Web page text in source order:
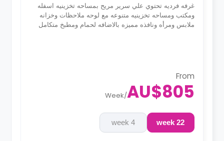
غرفه فرديه تحتوي علي سرير مريح بمساحه تخزينيه اسفله
ومكتب ومساحه تخزينيه متنوعه مع لوحه ملاحظات وخزانه
ملابس ومرأه ونافذه مميزه بالاضافه لحمام ومطبخ متكامل
From
AU$805
/
Week
22 week
4 week